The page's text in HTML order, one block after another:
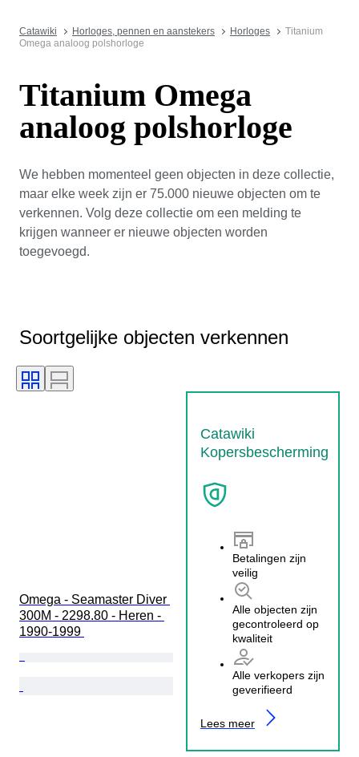
Catawiki Horloges, pennen en aanstekers Horloges
Titanium
Omega analoog polshorloge
Titanium Omega
analoog polshorloge
We hebben momenteel geen objecten in deze collectie,
maar elke week zijn er 75.000 nieuwe objecten om te
verkennen. Volg deze collectie om een melding te
krijgen wanneer er nieuwe objecten worden
toegevoegd.
Soortgelijke objecten verkennen
Catawiki
Kopersbescherming
Betalingen zijn
veilig
Alle objecten zijn
gecontroleerd op
kwaliteit
Alle verkopers zijn
geverifieerd
Lees meer
Omega - Seamaster Diver
300M - 2298.80 - Heren -
1990-1999